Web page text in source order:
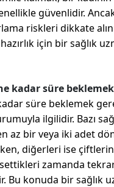
güvenlidir.
riskleri dikkate
için bir sağlık
kadar süre
süre beklemek
ilgilidir. Bazı
az bir veya iki adet
diğerleri ise
zamanda
Bu konuda bir sağlık